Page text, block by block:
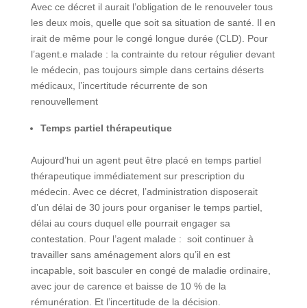
Avec ce décret il aurait l’obligation de le renouveler tous
les deux mois, quelle que soit sa situation de santé. Il en
irait de même pour le congé longue durée (CLD). Pour
l’agent.e malade : la contrainte du retour régulier devant
le médecin, pas toujours simple dans certains déserts
médicaux, l’incertitude récurrente de son
renouvellement
Temps partiel thérapeutique
Aujourd’hui un agent peut être placé en temps partiel
thérapeutique immédiatement sur prescription du
médecin. Avec ce décret, l’administration disposerait
d’un délai de 30 jours pour organiser le temps partiel,
délai au cours duquel elle pourrait engager sa
contestation. Pour l’agent malade : soit continuer à
travailler sans aménagement alors qu’il en est
incapable, soit basculer en congé de maladie ordinaire,
avec jour de carence et baisse de 10 % de la
rémunération. Et l’incertitude de la décision.